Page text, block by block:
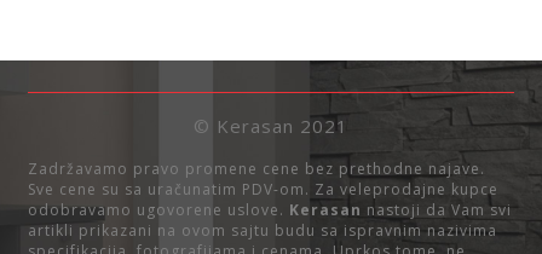
© Kerasan 2021
Zadržavamo pravo promene cene bez prethodne najave.
Sve cene su sa uračunatim PDV-om. Za veleprodajne kupce
odobravamo ugovorene uslove. Kerasan nastoji da Vam svi
artikli prikazani na ovom sajtu budu sa ispravnim nazivima